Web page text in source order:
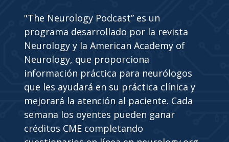
"The Neurology Podcast” es un
programa desarrollado por la revista
Neurology y la American Academy of
Neurology, que proporciona
información práctica para neurólogos
que les ayudará en su práctica clínica y
mejorará la atención al paciente. Cada
semana los oyentes pueden ganar
créditos CME completando